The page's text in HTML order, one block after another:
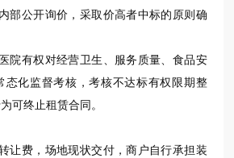
部公开询价，采取价高者中标的原则确
院有权对经营卫生、服务质量、食品安
态化监督考核，考核不达标有权限期整
可终止租赁合同。
让费，场地现状交付，商户自行承担装